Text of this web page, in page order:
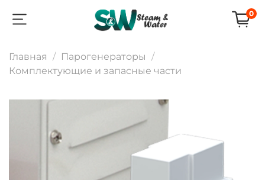
0
Главная
Парогенераторы
Комплектующие и запасные части